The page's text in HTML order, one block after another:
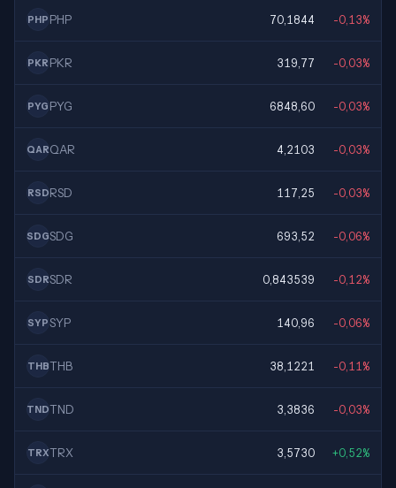
PHP PHP 70,1844 -0,13%
PKR PKR 319,77 -0,03%
PYG PYG 6848,60 -0,03%
QARQAR 4,2103 -0,03%
RSDRSD 117,25 -0,03%
SDGSDG 693,52 -0,06%
SDRSDR 0,843539 -0,12%
SYPSYP 140,96 -0,06%
THBTHB 38,1221 -0,11%
TNDTND 3,3836 -0,03%
TRXTRX 3,5730 +0,52%